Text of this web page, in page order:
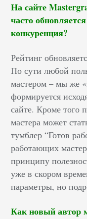
На сайте
часто
конкуренция?
Рейтинг
По сути любой
мастером – мы же
формируется
сайте. Кроме того
мастера может
тумблер “Готов
работающих
принципу
уже в скором
параметры, но
Как новый автор